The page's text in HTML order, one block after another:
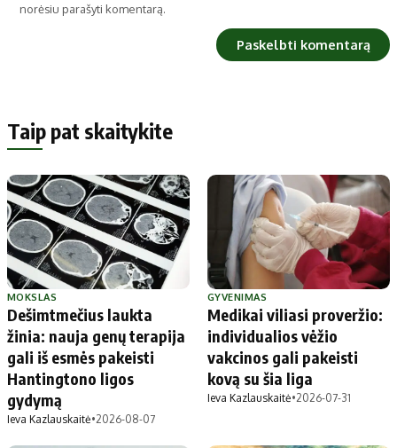
norėsiu parašyti komentarą.
Taip pat skaitykite
MOKSLAS
Dešimtmečius laukta
žinia: nauja genų terapija
gali iš esmės pakeisti
Hantingtono ligos
gydymą
Ieva Kazlauskaitė•2026-08-07
GYVENIMAS
Medikai viliasi proveržio:
individualios vėžio
vakcinos gali pakeisti
kovą su šia liga
Ieva Kazlauskaitė•2026-07-31